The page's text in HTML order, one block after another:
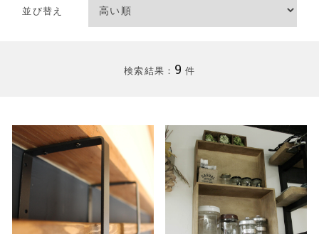
並び替え
検索結果： 9 件